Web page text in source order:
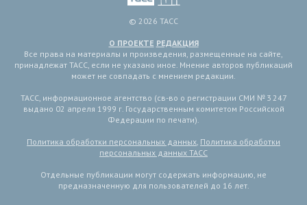
© 2026 ТАСС
О ПРОЕКТЕ РЕДАКЦИЯ
Все права на материалы и произведения, размещенные на сайте,
принадлежат ТАСС, если не указано иное. Мнение авторов публикаций
может не совпадать с мнением редакции.
ТАСС, информационное агентство (св-во о регистрации СМИ № 3 247
выдано 02 апреля 1999 г. Государственным комитетом Российской
Федерации по печати).
Политика обработки персональных данных, Политика обработки
персональных данных ТАСС
Отдельные публикации могут содержать информацию, не
предназначенную для пользователей до 16 лет.